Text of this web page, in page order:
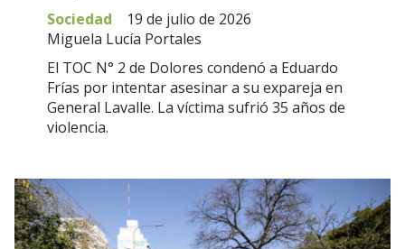
Miguela Lucía Portales
Sociedad 19 de julio de 2026
El TOC N° 2 de Dolores condenó a Eduardo
Frías por intentar asesinar a su expareja en
General Lavalle. La víctima sufrió 35 años de
violencia.